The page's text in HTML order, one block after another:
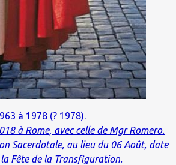
à 1978 (? 1978).
à Rome, avec celle de Mgr Romero.
Sacerdotale, au lieu du 06 Août, date
Fête de la Transfiguration.